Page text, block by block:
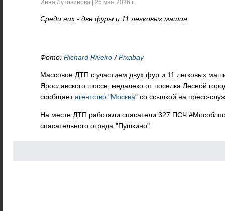
Инна Лутовинова | 25 мая 2026 г.
Среди них - две фуры и 11 легковых машин.
Фото: Richard Riveiro/Pixabay
Массовое ДТП с участием двух фур и 11 легковых
Ярославского шоссе, недалеко от поселка Лесной
сообщаетагентство "Москва" со ссылкой на пресс-
На месте ДТП работали спасатели 327 ПСЧ
спасательного отряда "Пушкино".